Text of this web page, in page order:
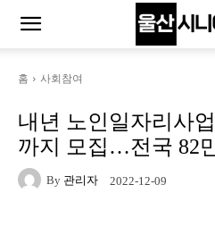
홈 사회참여
내년 노인일자리사
까지 모집…전국 82
By 관리자 2022-12-09